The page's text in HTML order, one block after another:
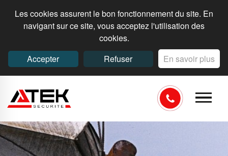
Les cookies assurent le bon fonctionnement du site. En
navigant sur ce site, vous acceptez l'utilisation des
cookies.
Accepter
Refuser En savoir plus